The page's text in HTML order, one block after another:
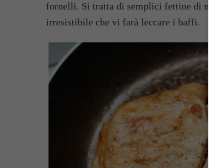
fornelli. Si tratta di semplici fettine di
irresistibile che vi farà leccare i baffi.